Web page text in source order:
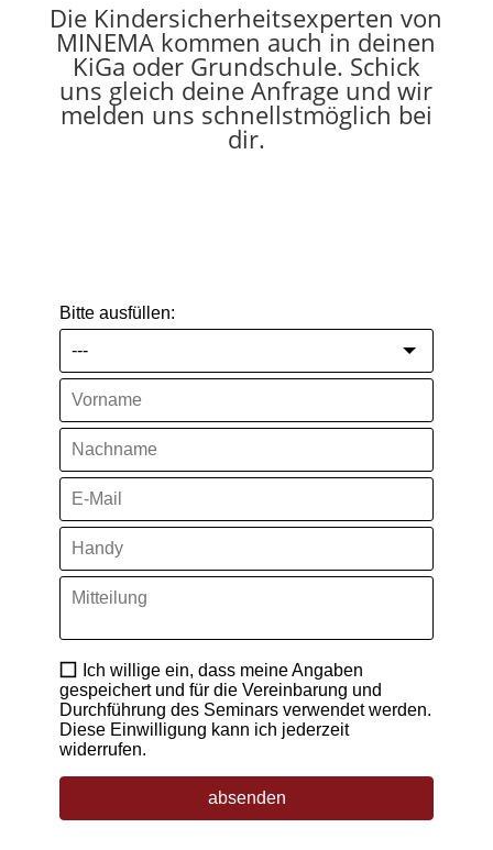
Die Kindersicherheitsexperten von
MINEMA kommen auch in deinen
KiGa oder Grundschule. Schick
uns gleich deine Anfrage und wir
melden uns schnellstmöglich bei
dir.